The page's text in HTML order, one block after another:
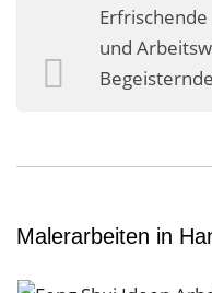
Meine
und
Malerarbeiten in